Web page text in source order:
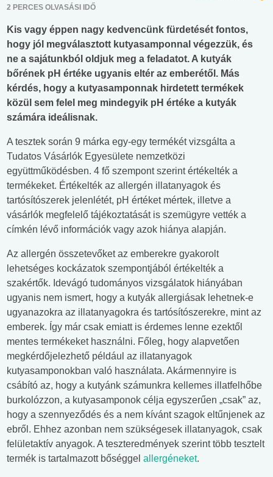
2 PERCES OLVASÁSI IDŐ
Kis vagy éppen nagy kedvencünk fürdetését fontos,
hogy jól megválasztott kutyasamponnal végezzük, és
ne a sajátunkból oldjuk meg a feladatot. A kutyák
bőrének pH értéke ugyanis eltér az emberétől. Más
kérdés, hogy a kutyasamponnak hirdetett termékek
közül sem felel meg mindegyik pH értéke a kutyák
számára ideálisnak.
A tesztek során 9 márka egy-egy termékét vizsgálta a
Tudatos Vásárlók Egyesülete nemzetközi
együttműködésben. 4 fő szempont szerint értékelték a
termékeket. Értékelték az allergén illatanyagok és
tartósítószerek jelenlétét, pH értéket mértek, illetve a
vásárlók megfelelő tájékoztatását is szemügyre vették a
címkén lévő információk vagy azok hiánya alapján.
Az allergén összetevőket az emberekre gyakorolt
lehetséges kockázatok szempontjából értékelték a
szakértők. Idevágó tudományos vizsgálatok hiányában
ugyanis nem ismert, hogy a kutyák allergiásak lehetnek-e
ugyanazokra az illatanyagokra és tartósítószerekre, mint az
emberek. Így már csak emiatt is érdemes lenne ezektől
mentes termékeket használni. Főleg, hogy alapvetően
megkérdőjelezhető például az illatanyagok
kutyasamponokban való használata. Akármennyire is
csábító az, hogy a kutyánk számunkra kellemes illatfelhőbe
burkolózzon, a kutyasamponok célja egyszerűen „csak” az,
hogy a szennyeződés és a nem kívánt szagok eltűnjenek az
ebről. Ehhez azonban nem szükségesek illatanyagok, csak
felületaktív anyagok. A teszteredmények szerint több tesztelt
termék is tartalmazott bőséggel allergéneket.